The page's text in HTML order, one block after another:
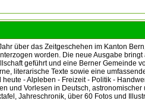
über das Zeitgeschehen im Kanton
worden. Die neue Ausgabe
geführt und eine Berner
literarische Texte sowie eine
- Alpleben - Freizeit - Politik -
und Vorlesen in Deutsch,
Jahreschronik, über 60 Fotos und